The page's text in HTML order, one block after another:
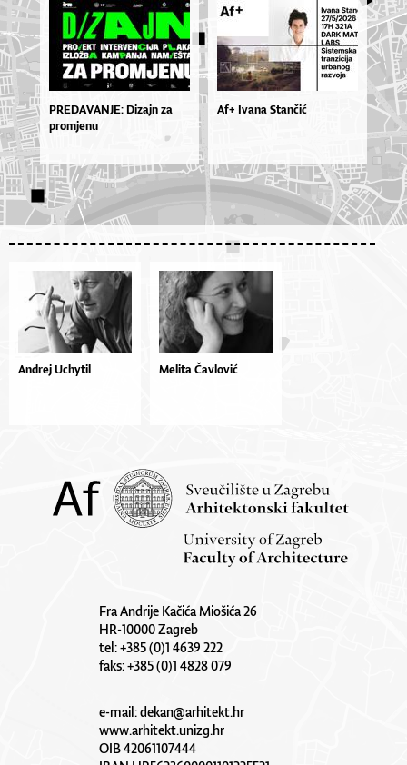
PREDAVANJE: Dizajn za
promjenu
Af+ Ivana Stančić
Andrej Uchytil Melita Čavlović
Fra Andrije Kačića Miošića 26
HR-10000 Zagreb
tel: +385 (0)1 4639 222
faks: +385 (0)1 4828 079
e-mail:dekan@arhitekt.hr
www.arhitekt.unizg.hr
OIB 42061107444